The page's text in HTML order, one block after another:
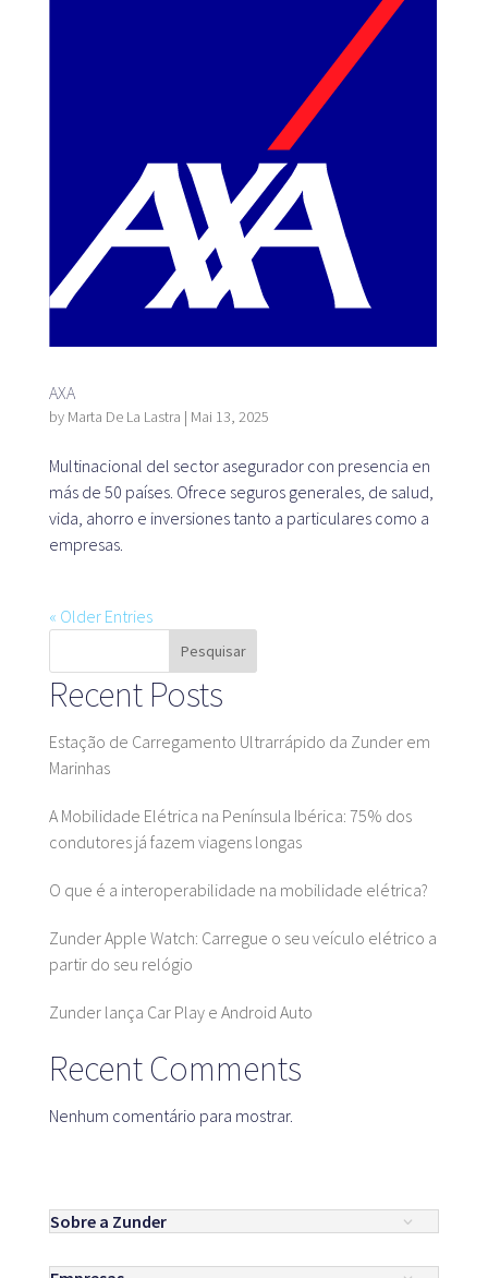
AXA
by Marta De La Lastra | Mai 13, 2025
Multinacional del sector asegurador con presencia en
más de 50 países. Ofrece seguros generales, de salud,
vida, ahorro e inversiones tanto a particulares como a
empresas.
« Older Entries
Pesquisar
Recent Posts
Estação de Carregamento Ultrarrápido da Zunder em
Marinhas
A Mobilidade Elétrica na Península Ibérica: 75% dos
condutores já fazem viagens longas
O que é a interoperabilidade na mobilidade elétrica?
Zunder Apple Watch: Carregue o seu veículo elétrico a
partir do seu relógio
Zunder lança Car Play e Android Auto
Recent Comments
Nenhum comentário para mostrar.
Sobre a Zunder